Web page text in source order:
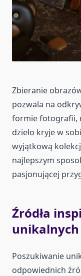
Zbieranie
pozwala na
formie fotografii,
dzieło kryje w
wyjątkową
najlepszym
pasjonującej
Źródła
Poszukiwanie
odpowiednich